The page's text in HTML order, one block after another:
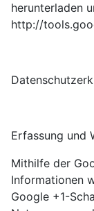
herunterladen
http://
Erfassung und
Mithilfe der
Informationen
Google +1-